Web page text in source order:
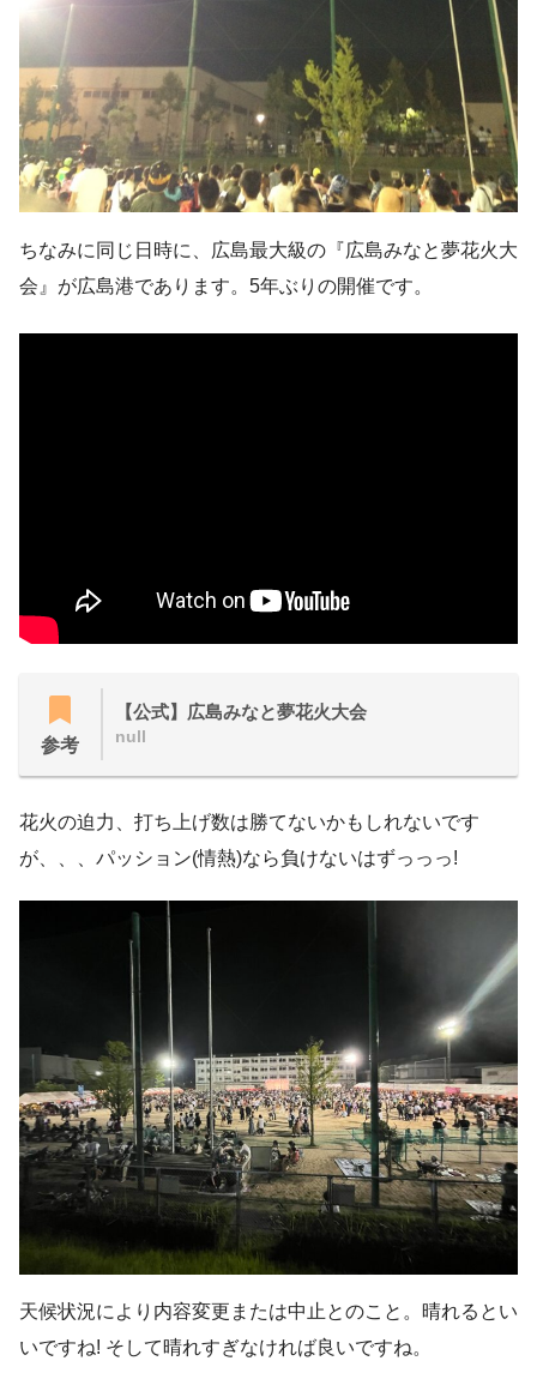
ちなみに同じ日時に、広島最大級の『広島みなと夢花火大
会』が広島港であります。5年ぶりの開催です。
参考
【公式】広島みなと夢花火大会
null
花火の迫力、打ち上げ数は勝てないかもしれないです
が、、、パッション(情熱)なら負けないはずっっっ!
天候状況により内容変更または中止とのこと。晴れるとい
いですね! そして晴れすぎなければ良いですね。